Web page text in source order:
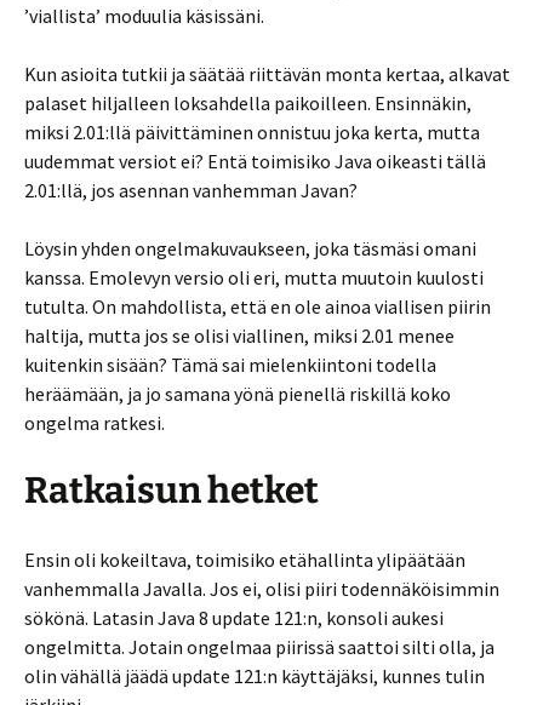
’viallista’ moduulia käsissäni.
Kun asioita tutkii ja säätää riittävän monta kertaa, alkavat
palaset hiljalleen loksahdella paikoilleen. Ensinnäkin,
miksi 2.01:llä päivittäminen onnistuu joka kerta, mutta
uudemmat versiot ei? Entä toimisiko Java oikeasti tällä
2.01:llä, jos asennan vanhemman Javan?
Löysin yhden ongelmakuvaukseen, joka täsmäsi omani
kanssa. Emolevyn versio oli eri, mutta muutoin kuulosti
tutulta. On mahdollista, että en ole ainoa viallisen piirin
haltija, mutta jos se olisi viallinen, miksi 2.01 menee
kuitenkin sisään? Tämä sai mielenkiintoni todella
heräämään, ja jo samana yönä pienellä riskillä koko
ongelma ratkesi.
Ratkaisun hetket
Ensin oli kokeiltava, toimisiko etähallinta ylipäätään
vanhemmalla Javalla. Jos ei, olisi piiri todennäköisimmin
sökönä. Latasin Java 8 update 121:n, konsoli aukesi
ongelmitta. Jotain ongelmaa piirissä saattoi silti olla, ja
olin vähällä jäädä update 121:n käyttäjäksi, kunnes tulin